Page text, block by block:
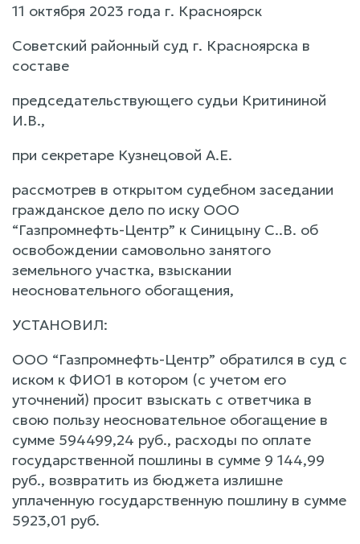
11 октября 2023 года г. Красноярск
Советский районный суд г. Красноярска в
составе
председательствующего судьи Критининой
И.В.,
при секретаре Кузнецовой А.Е.
рассмотрев в открытом судебном заседании
гражданское дело по иску ООО
“Газпромнефть-Центр” к Синицыну С..В. об
освобождении самовольно занятого
земельного участка, взыскании
неосновательного обогащения,
УСТАНОВИЛ:
ООО “Газпромнефть-Центр” обратился в суд с
иском к ФИО1 в котором (с учетом его
уточнений) просит взыскать с ответчика в
свою пользу неосновательное обогащение в
сумме 594499,24 руб., расходы по оплате
государственной пошлины в сумме 9 144,99
руб., возвратить из бюджета излишне
уплаченную государственную пошлину в сумме
5923,01 руб.